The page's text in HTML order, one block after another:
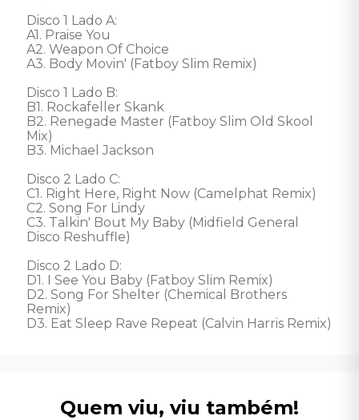
Disco 1 Lado A:
A1. Praise You
A2. Weapon Of Choice
A3. Body Movin' (Fatboy Slim Remix)
Disco 1 Lado B:
B1. Rockafeller Skank
B2. Renegade Master (Fatboy Slim Old Skool
Mix)
B3. Michael Jackson
Disco 2 Lado C:
C1. Right Here, Right Now (Camelphat Remix)
C2. Song For Lindy
C3. Talkin' Bout My Baby (Midfield General
Disco Reshuffle)
Disco 2 Lado D:
D1. I See You Baby (Fatboy Slim Remix)
D2. Song For Shelter (Chemical Brothers
Remix)
D3. Eat Sleep Rave Repeat (Calvin Harris Remix)
Quem viu, viu também!